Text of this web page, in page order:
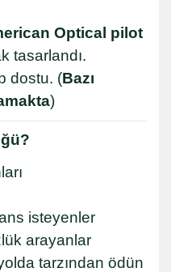
Optical pilot
tasarlandı.
dostu. (Bazı
)
isteyenler
arayanlar
tarzından ödün